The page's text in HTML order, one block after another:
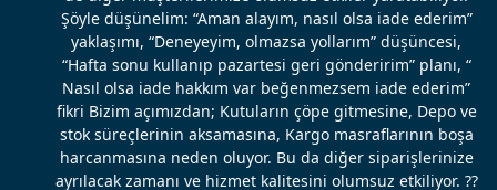
Şöyle düşünelim: “Aman alayım, nasıl olsa iade ederim”
yaklaşımı, “Deneyeyim, olmazsa yollarım” düşüncesi,
“Hafta sonu kullanıp pazartesi geri gönderirim” planı, “
Nasıl olsa iade hakkım var beğenmezsem iade ederim”
fikri Bizim açımızdan; Kutuların çöpe gitmesine, Depo ve
stok süreçlerinin aksamasına, Kargo masraflarının boşa
harcanmasına neden oluyor. Bu da diğer siparişlerinize
ayrılacak zamanı ve hizmet kalitesini olumsuz etkiliyor. ??